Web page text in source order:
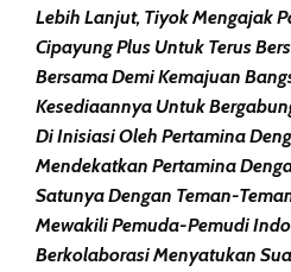
Lebih Lanjut, Tiyok Mengajak
Cipayung Plus Untuk Terus
Bersama Demi Kemajuan
Kesediaannya Untuk
Di Inisiasi Oleh Pertamina
Mendekatkan Pertamina
Satunya Dengan Teman-
Mewakili Pemuda-Pemudi
Berkolaborasi Menyatukan